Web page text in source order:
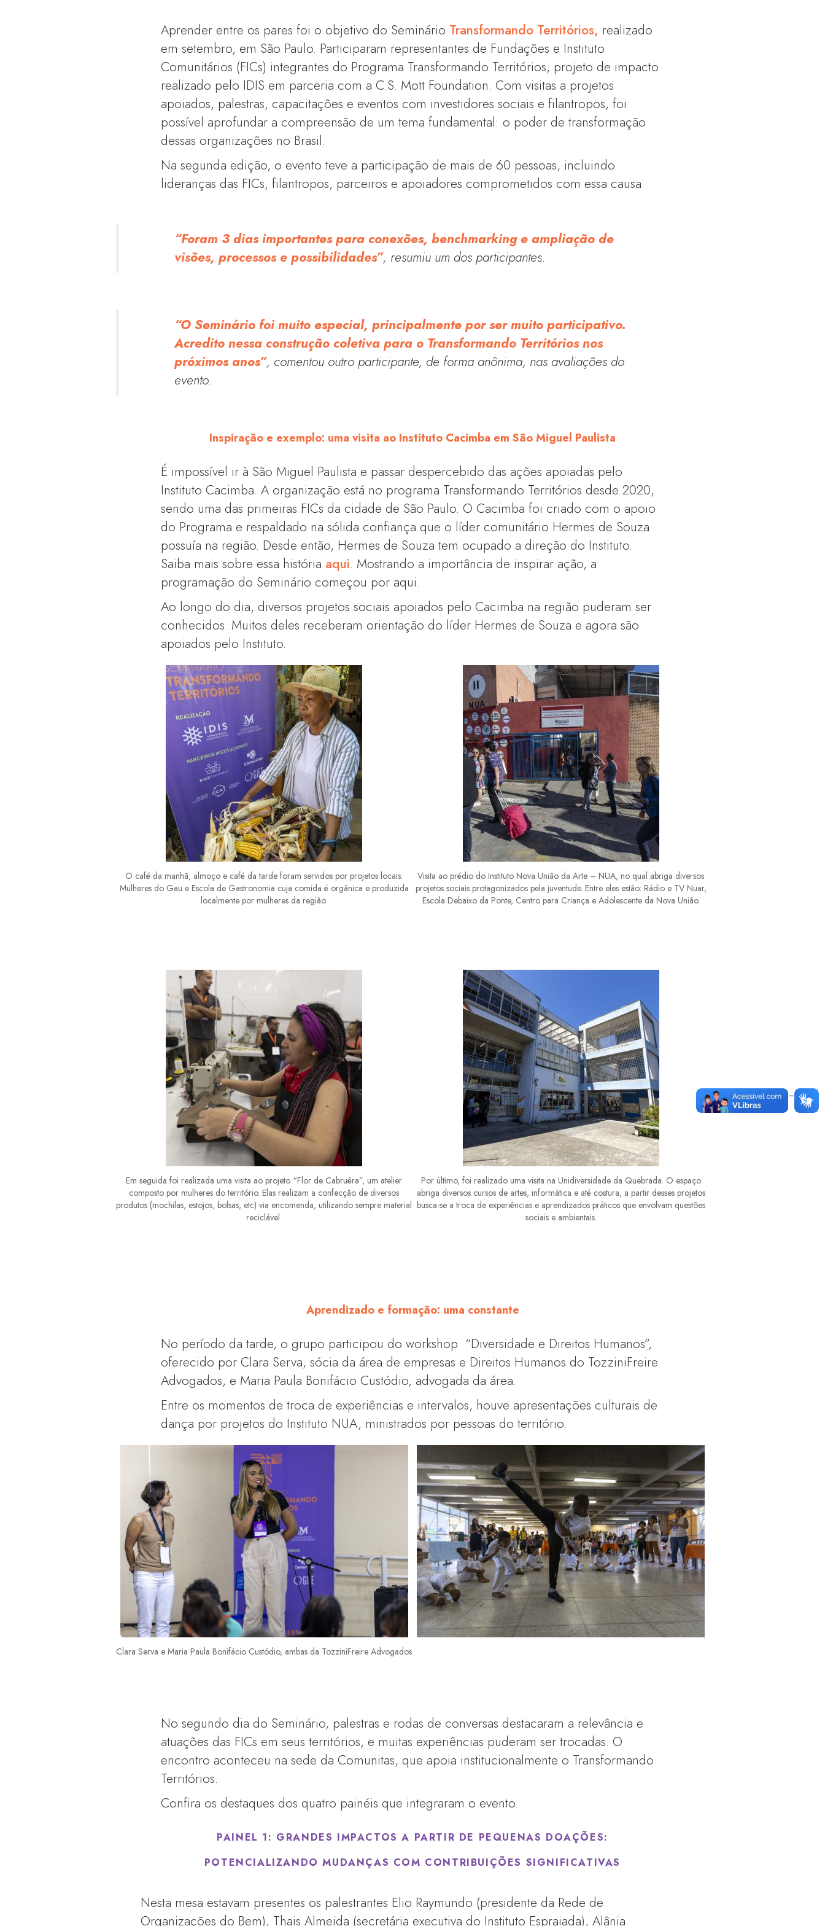
Aprender entre os pares foi o objetivo do Seminário Transformando Territórios, realizado
em setembro, em São Paulo. Participaram representantes de Fundações e Instituto
Comunitários (FICs) integrantes do Programa Transformando Territórios, projeto de impacto
realizado pelo IDIS em parceria com a C.S. Mott Foundation. Com visitas a projetos
apoiados, palestras, capacitações e eventos com investidores sociais e filantropos, foi
possível aprofundar a compreensão de um tema fundamental: o poder de transformação
dessas organizações no Brasil.
Na segunda edição, o evento teve a participação de mais de 60 pessoas, incluindo
lideranças das FICs, filantropos, parceiros e apoiadores comprometidos com essa causa.
“Foram 3 dias importantes para conexões, benchmarking e ampliação de
visões, processos e possibilidades”, resumiu um dos participantes.
“O Seminário foi muito especial, principalmente por ser muito participativo.
Acredito nessa construção coletiva para o Transformando Territórios nos
próximos anos”, comentou outro participante, de forma anônima, nas avaliações do
evento.
Inspiração e exemplo: uma visita ao Instituto Cacimba em São Miguel Paulista
É impossível ir à São Miguel Paulista e passar despercebido das ações apoiadas pelo
Instituto Cacimba. A organização está no programa Transformando Territórios desde 2020,
sendo uma das primeiras FICs da cidade de São Paulo. O Cacimba foi criado com o apoio
do Programa e respaldado na sólida confiança que o líder comunitário Hermes de Souza
possuía na região. Desde então, Hermes de Souza tem ocupado a direção do Instituto.
Saiba mais sobre essa história aqui. Mostrando a importância de inspirar ação, a
programação do Seminário começou por aqui.
Ao longo do dia, diversos projetos sociais apoiados pelo Cacimba na região puderam ser
conhecidos. Muitos deles receberam orientação do líder Hermes de Souza e agora são
apoiados pelo Instituto.
O café da manhã, almoço e café da tarde foram servidos por projetos locais:
Mulheres do Gau e Escola de Gastronomia cuja comida é orgânica e produzida
localmente por mulheres da região.
Visita ao prédio do Instituto Nova União da Arte – NUA, no qual abriga diversos
projetos sociais protagonizados pela juventude. Entre eles estão: Rádio e TV Nuar,
Escola Debaixo da Ponte, Centro para Criança e Adolescente da Nova União.
Em seguida foi realizada uma visita ao projeto “Flor de Cabruêra”, um atelier
composto por mulheres do território. Elas realizam a confecção de diversos
produtos (mochilas, estojos, bolsas, etc) via encomenda, utilizando sempre material
reciclável.
Por último, foi realizado uma visita na Unidiversidade da Quebrada. O espaço
abriga diversos cursos de artes, informática e até costura, a partir desses projetos
busca-se a troca de experiências e aprendizados práticos que envolvam questões
sociais e ambientais.
Aprendizado e formação: uma constante
No período da tarde, o grupo participou do workshop “Diversidade e Direitos Humanos”,
oferecido por Clara Serva, sócia da área de empresas e Direitos Humanos do TozziniFreire
Advogados, e Maria Paula Bonifácio Custódio, advogada da área.
Entre os momentos de troca de experiências e intervalos, houve apresentações culturais de
dança por projetos do Instituto NUA, ministrados por pessoas do território.
Clara Serva e Maria Paula Bonifácio Custódio, ambas da TozziniFreire Advogados
No segundo dia do Seminário, palestras e rodas de conversas destacaram a relevância e
atuações das FICs em seus territórios, e muitas experiências puderam ser trocadas. O
encontro aconteceu na sede da Comunitas, que apoia institucionalmente o Transformando
Territórios.
Confira os destaques dos quatro painéis que integraram o evento.
PAINEL 1: GRANDES IMPACTOS A PARTIR DE PEQUENAS DOAÇÕES:
POTENCIALIZANDO MUDANÇAS COM CONTRIBUIÇÕES SIGNIFICATIVAS
Nesta mesa estavam presentes os palestrantes Elio Raymundo (presidente da Rede de
Organizações do Bem), Thais Almeida (secretária executiva do Instituto Espraiada), Alânia